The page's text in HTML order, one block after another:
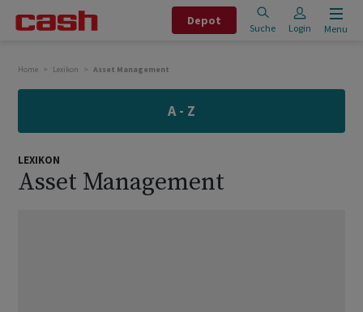
Depot
Suche Login Menu
Home Lexikon Asset Management
A - Z
LEXIKON
Asset Management